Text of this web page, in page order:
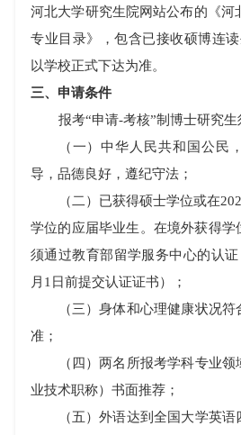
河北大学研究生院网站公布的《河
专业目录》，包含已接收硕博连
以学校正式下达为准。
三、申请条件
报考“申请-考核”制博士研究生
（一）中华人民共和国公民
导，品德良好，遵纪守法；
（二）已获得硕士学位或在
学位的应届毕业生。在境外获得学
须通过教育部留学服务中心的认
月 1 日前提交认证证书）；
（三）身体和心理健康状况
准；
（四）两名所报考学科专业
业技术职称）书面推荐；
（五）外语达到全国大学英